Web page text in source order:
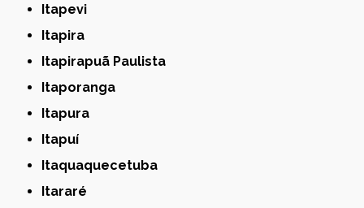
Itapevi
Itapira
Itapirapuã Paulista
Itaporanga
Itapura
Itapuí
Itaquaquecetuba
Itararé